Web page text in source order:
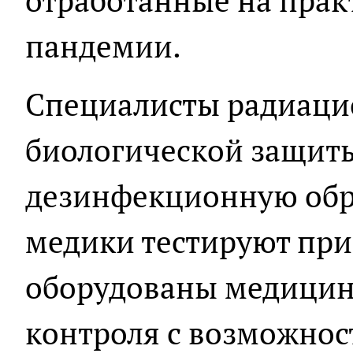
пандемии.
Специалисты
биологической
дезинфекционную
медики тестируют
оборудованы
контроля с